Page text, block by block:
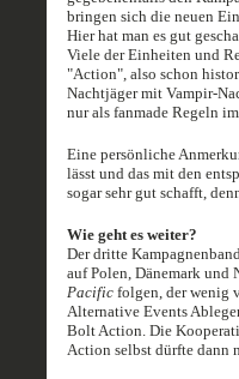
bringen sich die neuen
Hier hat man es gut
Viele der Einheiten und
"Action", also schon
Nachtjäger mit Vampir-
nur als fanmade Regeln
Eine persönliche
lässt und das mit den
sogar sehr gut schafft,
Wie geht es weiter?
Der dritte
auf Polen, Dänemark und
Pacificfolgen, der wenig
Alternative Events
Bolt Action. Die
Action selbst dürfte dann